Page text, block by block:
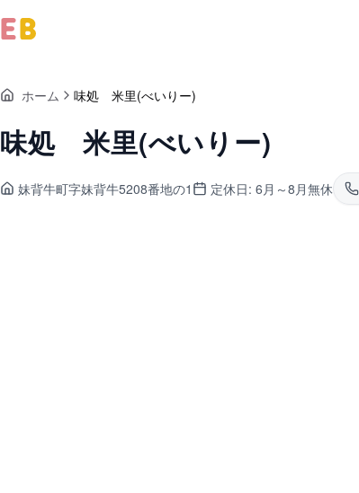
ホーム 味処 米里(べいりー)
味処 米里(べいりー)
妹背牛町字妹背牛5208番地の1 定休日: 6月～8月無休